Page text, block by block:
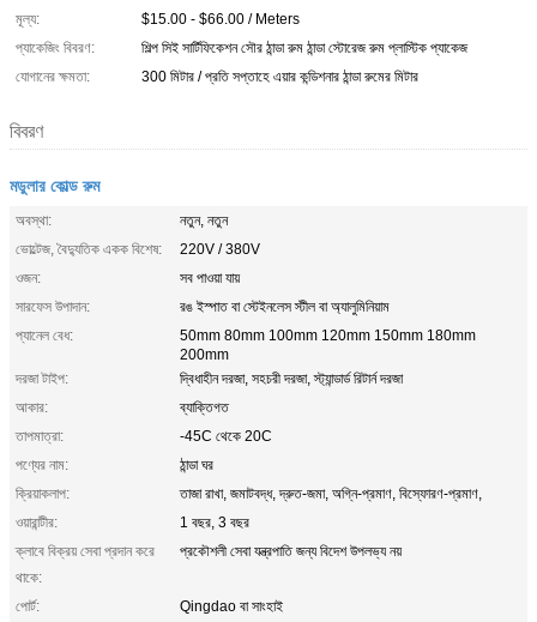
মূল্য:
$15.00 - $66.00 / Meters
প্যাকেজিং বিবরণ:
শিল্প সিই সার্টিফিকেশন সৌর ঠান্ডা রুম ঠান্ডা স্টোরেজ রুম প্লাস্টিক প্যাকেজ
যোগানের ক্ষমতা:
300 মিটার / প্রতি সপ্তাহে এয়ার কন্ডিশনার ঠান্ডা রুমের মিটার
বিবরণ
মডুলার কোল্ড রুম
অবস্থা:
নতুন, নতুন
ভোল্টেজ, বৈদ্যুতিক একক বিশেষ:
220V / 380V
ওজন:
সব পাওয়া যায়
সারফেস উপাদান:
রঙ ইস্পাত বা স্টেইনলেস স্টীল বা অ্যালুমিনিয়াম
প্যানেল বেধ:
50mm 80mm 100mm 120mm 150mm 180mm
200mm
দরজা টাইপ:
দ্বিধাহীন দরজা, সহচরী দরজা, স্ট্যান্ডার্ড রিটার্ন দরজা
আকার:
ব্যাক্তিগত
তাপমাত্রা:
-45C থেকে 20C
পণ্যের নাম:
ঠান্ডা ঘর
ক্রিয়াকলাপ:
তাজা রাখা, জমাটবদ্ধ, দ্রুত-জমা, অগ্নি-প্রমাণ, বিস্ফোরণ-প্রমাণ,
ওয়ারান্টীর:
1 বছর, 3 বছর
ক্লাবে বিক্রয় সেবা প্রদান করে
থাকে:
প্রকৌশলী সেবা যন্ত্রপাতি জন্য বিদেশ উপলভ্য নয়
পোর্ট:
Qingdao বা সাংহাই